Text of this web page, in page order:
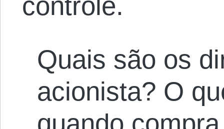
Quais são os
acionista? O